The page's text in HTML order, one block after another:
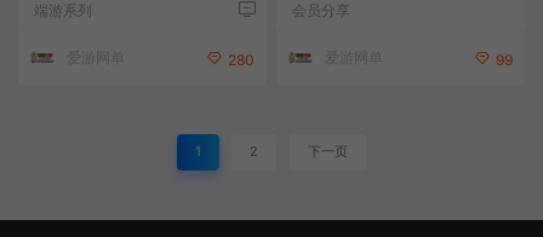
教程
端游系列
爱游网单 280
会员分享
爱游网单 99
1 2 下一页